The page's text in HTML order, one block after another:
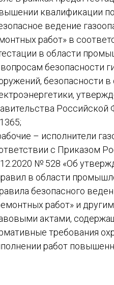
квалификации по
ведение
работ» в
в области
безопасности
безопасности
Российской
– исполнители
с Приказом
№ 528 «Об
в области
безопасного
работ» и
актами,
требования
работ